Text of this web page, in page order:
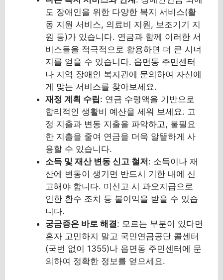
도 장애인을 위한 다양한 복지 서비스(활
동 지원 서비스, 의료비 지원, 보조기기 지
원 등)가 있습니다. 연금과 함께 이러한 서
비스들을 적극적으로 활용하면 더 큰 시너
지를 얻을 수 있습니다. 읍면동 주민센터
나 지역 장애인 복지관에 문의하여 자신에
게 맞는 서비스를 찾아보세요.
재정 계획 수립: 연금 수령액을 기반으로
합리적인 생활비 예산을 세워 보세요. 고
정 지출과 변동 지출을 파악하고, 불필요
한 지출을 줄여 연금을 더욱 알뜰하게 사
용할 수 있습니다.
소득 및 재산 변동 신고 철저 : 소득이나 재
산에 변동이 생기면 반드시 기한 내에 신
고해야 합니다. 미신고 시 과오지급으로
인한 환수 조치 등 불이익을 받을 수 있습
니다.
궁금증은 바로 해결: 모르는 부분이 있다면
혼자 고민하지 말고 국민연금공단 콜센터
(국번 없이 1355)나 읍면동 주민센터에 문
의하여 정확한 정보를 얻으세요.